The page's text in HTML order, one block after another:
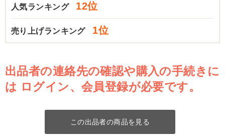
人気ランキング 12位
売り上げランキング 1位
出品者の連絡先の確認や購入の手続きに
は ログイン、会員登録が必要です。
この出品者の商品を見る